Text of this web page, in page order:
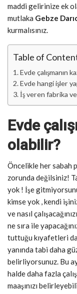
maddi gelirinize ek
mutlaka Gebze
kurmalısınız.
Table of
Evde çalışmanın
Evde hangi işler
İş veren fabrika
Evde
olabilir?
Öncelikle her sabah
zorunda değilsiniz!
yok ! İşe
kimse yok , kendi
ve nasıl
ne sıra ile
tuttuğu kıyafetleri
yanında tabi daha
belirliyorsunuz. Bu
halde daha fazla
maaşınızı